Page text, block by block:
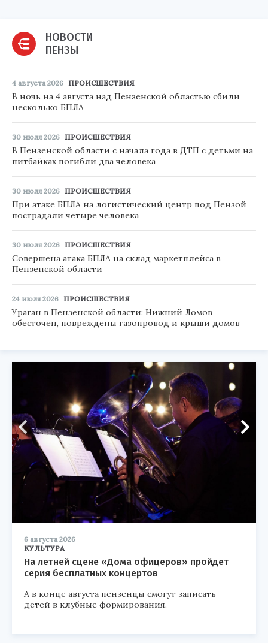
НОВОСТИ
ПЕНЗЫ
4 августа 2026 ПРОИСШЕСТВИЯ
В ночь на 4 августа над Пензенской областью сбили
несколько БПЛА
30 июля 2026 ПРОИСШЕСТВИЯ
В Пензенской области с начала года в ДТП с детьми на
питбайках погибли два человека
30 июля 2026 ПРОИСШЕСТВИЯ
При атаке БПЛА на логистический центр под Пензой
пострадали четыре человека
30 июля 2026 ПРОИСШЕСТВИЯ
Совершена атака БПЛА на склад маркетплейса в
Пензенской области
24 июля 2026 ПРОИСШЕСТВИЯ
Ураган в Пензенской области: Нижний Ломов
обесточен, повреждены газопровод и крыши домов
6 августа 2026
КУЛЬТУРА
На летней сцене «Дома офицеров» пройдет
серия бесплатных концертов
А в конце августа пензенцы смогут записать
детей в клубные формирования.